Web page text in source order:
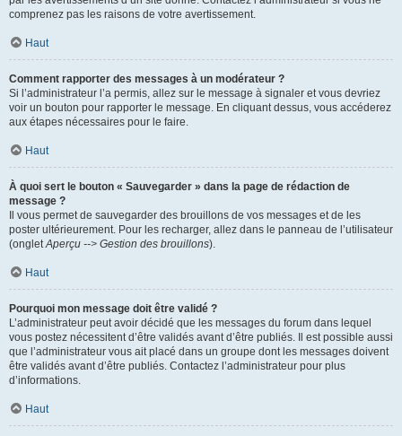
comprenez pas les raisons de votre avertissement.
Haut
Comment rapporter des messages à un modérateur ?
Si l’administrateur l’a permis, allez sur le message à signaler et vous devriez
voir un bouton pour rapporter le message. En cliquant dessus, vous accéderez
aux étapes nécessaires pour le faire.
Haut
À quoi sert le bouton « Sauvegarder » dans la page de rédaction de
message ?
Il vous permet de sauvegarder des brouillons de vos messages et de les
poster ultérieurement. Pour les recharger, allez dans le panneau de l’utilisateur
(ongletAperçu --> Gestion des brouillons).
Haut
Pourquoi mon message doit être validé ?
L’administrateur peut avoir décidé que les messages du forum dans lequel
vous postez nécessitent d’être validés avant d’être publiés. Il est possible aussi
que l’administrateur vous ait placé dans un groupe dont les messages doivent
être validés avant d’être publiés. Contactez l’administrateur pour plus
d’informations.
Haut